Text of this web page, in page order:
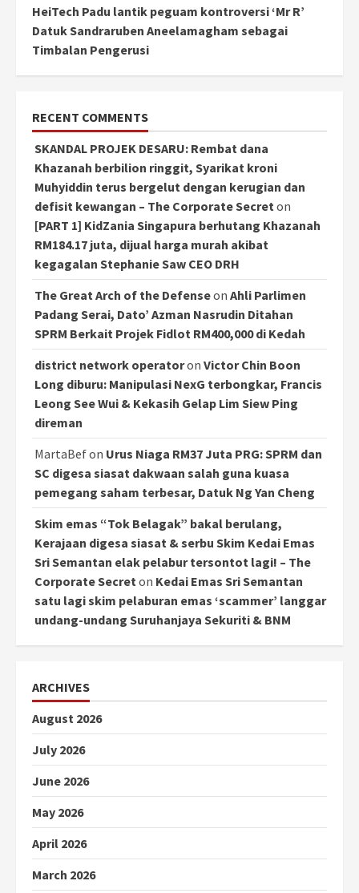
HeiTech Padu lantik peguam kontroversi ‘Mr R’
Datuk Sandraruben Aneelamagham sebagai
Timbalan Pengerusi
RECENT COMMENTS
SKANDAL PROJEK DESARU: Rembat dana
Khazanah berbilion ringgit, Syarikat kroni
Muhyiddin terus bergelut dengan kerugian dan
defisit kewangan – The Corporate Secret on
[PART 1] KidZania Singapura berhutang Khazanah
RM184.17 juta, dijual harga murah akibat
kegagalan Stephanie Saw CEO DRH
The Great Arch of the Defenseon Ahli Parlimen
Padang Serai, Dato’ Azman Nasrudin Ditahan
SPRM Berkait Projek Fidlot RM400,000 di Kedah
district network operatoron Victor Chin Boon
Long diburu: Manipulasi NexG terbongkar, Francis
Leong See Wui & Kekasih Gelap Lim Siew Ping
direman
MartaBefon Urus Niaga RM37 Juta PRG: SPRM dan
SC digesa siasat dakwaan salah guna kuasa
pemegang saham terbesar, Datuk Ng Yan Cheng
Skim emas “Tok Belagak” bakal berulang,
Kerajaan digesa siasat & serbu Skim Kedai Emas
Sri Semantan elak pelabur tersontot lagi! – The
Corporate Secret on Kedai Emas Sri Semantan
satu lagi skim pelaburan emas ‘scammer’ langgar
undang-undang Suruhanjaya Sekuriti & BNM
ARCHIVES
August 2026
July 2026
June 2026
May 2026
April 2026
March 2026